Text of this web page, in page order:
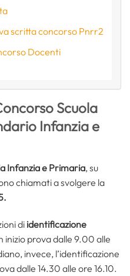
scritta concorso Pnrr2
Docenti
Scuola
Infanzia e
Infanzia e Primaria, su
chiamati a svolgere la
diidentificazione
prova dalle 9.00 alle
invece, l’identificazione
dalle 14.30 alle ore 16.10.